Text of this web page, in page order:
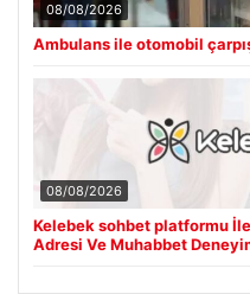
08/08/2026
Ambulans ile otomobil
08/08/2026
Kelebek sohbet platformu
Adresi Ve Muhabbet